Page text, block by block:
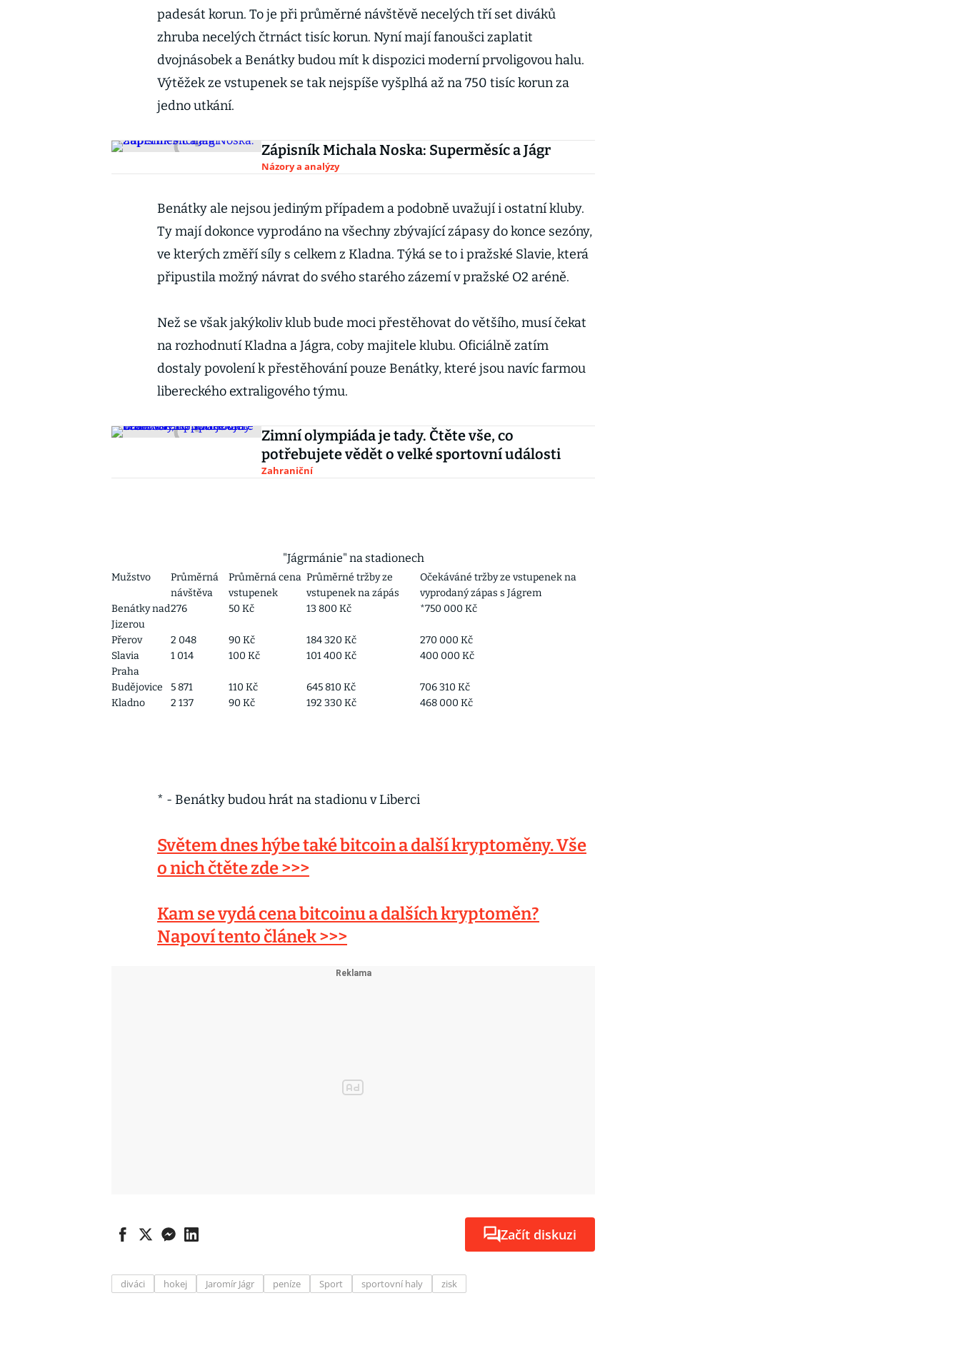
padesát korun. To je při průměrné návštěvě necelých tří set diváků
zhruba necelých čtrnáct tisíc korun. Nyní mají fanoušci zaplatit
dvojnásobek a Benátky budou mít k dispozici moderní prvoligovou halu.
Výtěžek ze vstupenek se tak nejspíše vyšplhá až na 750 tisíc korun za
jedno utkání.
Zápisník Michala Noska: Superměsíc a Jágr
Názory a analýzy
Benátky ale nejsou jediným případem a podobně uvažují i ostatní kluby.
Ty mají dokonce vyprodáno na všechny zbývající zápasy do konce sezóny,
ve kterých změří síly s celkem z Kladna. Týká se to i pražské Slavie, která
připustila možný návrat do svého starého zázemí v pražské O2 aréně.
Než se však jakýkoliv klub bude moci přestěhovat do většího, musí čekat
na rozhodnutí Kladna a Jágra, coby majitele klubu. Oficiálně zatím
dostaly povolení k přestěhování pouze Benátky, které jsou navíc farmou
libereckého extraligového týmu.
Zimní olympiáda je tady. Čtěte vše, co
potřebujete vědět o velké sportovní události
Zahraniční
"Jágrmánie" na stadionech
Mužstvo
Průměrná
návštěva
Průměrná cena
vstupenek
Průměrné tržby ze
vstupenek na zápás
Očekáváné tržby ze vstupenek na
vyprodaný zápas s Jágrem
Benátky nad
Jizerou
276 50 Kč 13 800 Kč *750 000 Kč
Přerov 2 048 90 Kč 184 320 Kč
270 000 Kč
Slavia
Praha
1 014 100 Kč 101 400 Kč 400 000 Kč
Budějovice 5 871 110 Kč 645 810 Kč
706 310 Kč
Kladno
2 137 90 Kč 192 330 Kč 468 000 Kč
* - Benátky budou hrát na stadionu v Liberci
Světem dnes hýbe také bitcoin a další kryptoměny. Vše
o nich čtěte zde >>>
Kam se vydá cena bitcoinu a dalších kryptoměn?
Napoví tento článek >>>
Začít diskuzi
diváci hokej Jaromír Jágr peníze Sport sportovní haly zisk